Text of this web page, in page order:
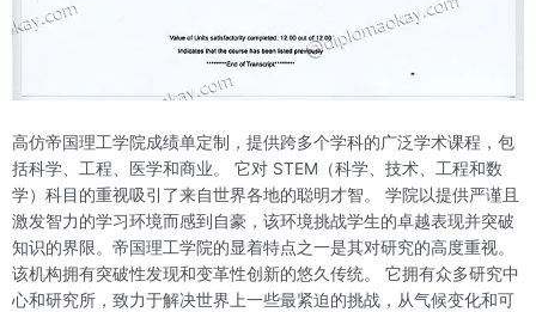
高仿帝国理工学院成绩单定制，提供跨多个学科的广泛学术课程，包
括科学、工程、医学和商业。 它对 STEM（科学、技术、工程和数
学）科目的重视吸引了来自世界各地的聪明才智。 学院以提供严谨且
激发智力的学习环境而感到自豪，该环境挑战学生的卓越表现并突破
知识的界限。帝国理工学院的显着特点之一是其对研究的高度重视。
该机构拥有突破性发现和变革性创新的悠久传统。 它拥有众多研究中
心和研究所，致力于解决世界上一些最紧迫的挑战，从气候变化和可